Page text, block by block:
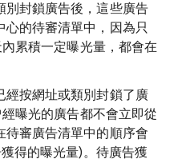
別封鎖廣告後，這些廣告
心的待審清單中，因為只
累積一定曝光量，都會在
經按網址或類別封鎖了廣
曝光的廣告都不會立即從
待審廣告清單中的順序會
得的曝光量)。待廣告獲